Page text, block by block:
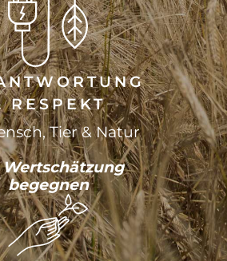
RESPEKT
Tier & Natur
begegnen